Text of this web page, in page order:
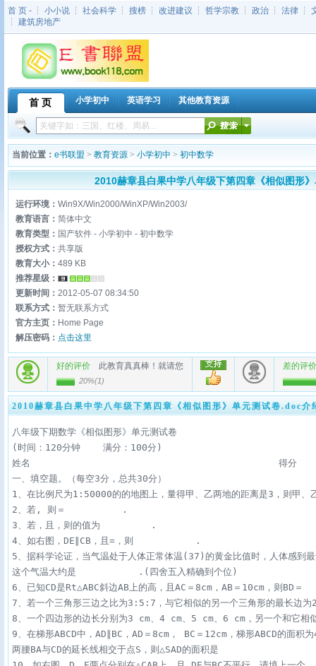
首 页 - ┆ 小小说 ┆ 社会科学 ┆ 搜榜 ┆ 改进建议 ┆ 哲学宗教 ┆ 政治 ┆ 法律 ┆
┆ 建筑房地产
首 页 小学初中 英语学习 其他教育资源
当前位置： e书联盟 > 教育资源 > 小学初中 > 初中数学
2010赫章县白果中学八年级下第四章《相似图形
运行环境： Win9X/Win2000/WinXP/Win2003/
教育语言： 简体中文
教育类型： 国产软件 - 小学初中 - 初中数学
授权方式： 共享版
教育大小： 489 KB
推荐星级：
更新时间： 2012-05-07 08:34:50
联系方式： 暂无联系方式
官方主页： Home Page
解压密码： 点击这里
好的评价 此教育真真棒！就请您
20%(1)
差的评价
2010赫章县白果中学八年级下第四章《相似图形》单元测试卷.doc介
八年级下期数学《相似图形》单元测试卷
(时间：120分钟    满分：100分)
姓名
一、填空题。（每空3分，总共30分）
1、在比例尺为1∶50000的的地图上，量得甲、乙两地的距离是3，
2、若, 则＝          .
3、若，且，则的值为         .
4、如右图，DE∥CB，且=，则           .
5、据科学论证，当气温处于人体正常体温(37)的黄金比值时，人体感到
这个气温大约是           .(四舍五入精确到个位)
6、已知CD是Rt△ABC斜边AB上的高，且AC＝8cm，AB＝10cm，
7、若一个三角形三边之比为3∶5∶7，与它相似的另一个三角形的最长
8、一个四边形的边长分别为3 cm、4 cm、5 cm、6 cm，另一个和
9、在梯形ABCD中，AD∥BC，AD＝8cm， BC＝12cm，梯形ABCD的面积
两腰BA与CD的延长线相交于点S，则△SAD的面积是